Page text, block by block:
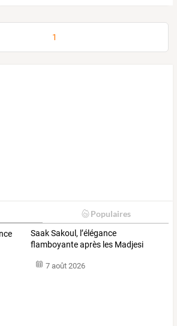
1
Populaires
Saak Sakoul, l’élégance
flamboyante après les Madjesi
7 août 2026